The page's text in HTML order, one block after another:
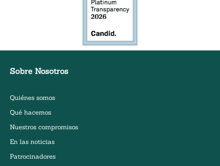
Sobre Nosotros
Quiénes somos
Qué hacemos
Nuestros compromisos
En las noticias
Patrocinadores